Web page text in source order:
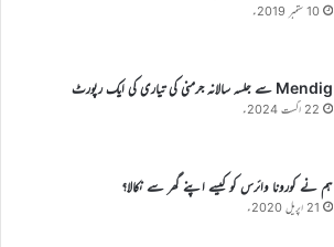
10 ستمبر 2019ء
Mendig سے جلسہ سالانہ جرمنی کی تیاری کی ایک رپورٹ
22 اگست 2024ء
ہم نے کورونا وائرس کو کیسے اپنے گھر سے نکالا؟
21 اپریل 2020ء